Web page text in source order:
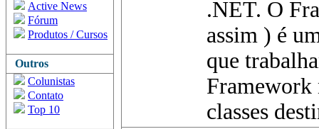
Active News
Fórum
Produtos / Cursos
Outros
Colunistas
Contato
Top 10
.NET. O
assim ) é
que
Framework
classes